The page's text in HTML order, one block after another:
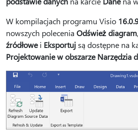
W kompilacjach programu Visio
nowszych polecenia Odśwież diagram,
źródłowei Eksportujsą dostępne na
Projektowanie w obszarze Narzędzia